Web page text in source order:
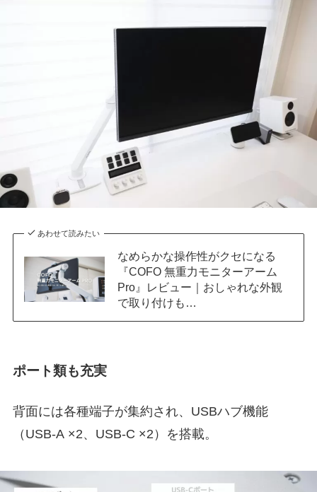
あわせて読みたい
なめらかな操作性がクセになる
『COFO 無重力モニターアーム
Pro』レビュー｜おしゃれな外観
で取り付けも…
ポート類も充実
背面には各種端子が集約され、USBハブ機能
（USB-A ×2、USB-C ×2）を搭載。